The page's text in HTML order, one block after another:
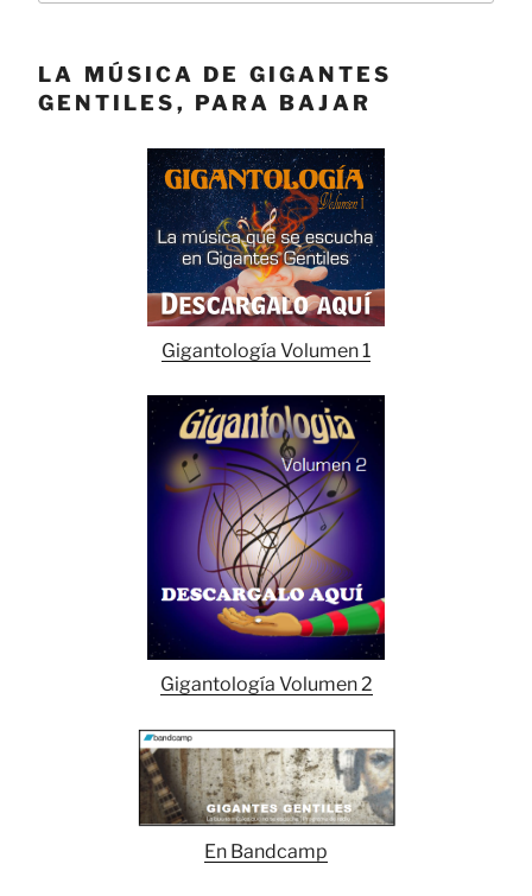
LA MÚSICA DE GIGANTES
GENTILES, PARA BAJAR
Gigantología Volumen 1
Gigantología Volumen 2
En Bandcamp